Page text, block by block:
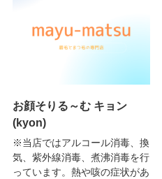
お顔そりる～む キョン
(kyon)
※当店ではアルコール消毒、換
気、紫外線消毒、煮沸消毒を行
っています。熱や咳の症状があ